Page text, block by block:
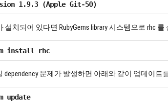
설치되어 있다면 RubyGems library 시스템으로 rhc 를
sudo gem install rhc
dependency 문제가 발생하면 아래와 같이 업데이트
sudo gem update